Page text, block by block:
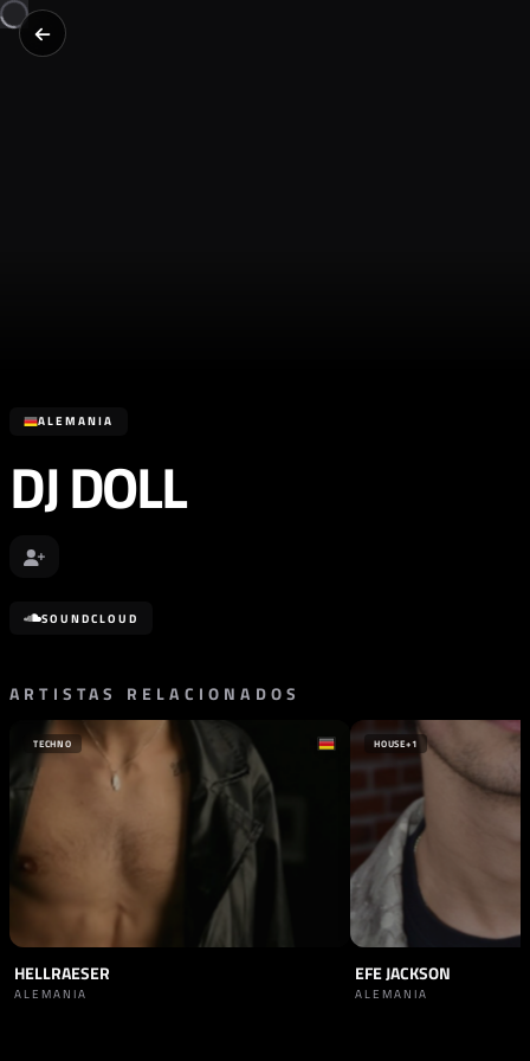
ALEMANIA
DJ DOLL
SOUNDCLOUD
ARTISTAS RELACIONADOS
TECHNO
HELLRAESER
ALEMANIA
HOUSE+1
EFE JACKSON
ALEMANIA